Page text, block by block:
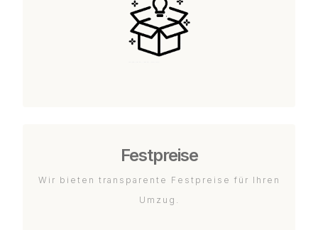
Festpreise
Wir bieten transparente Festpreise für Ihren
Umzug.